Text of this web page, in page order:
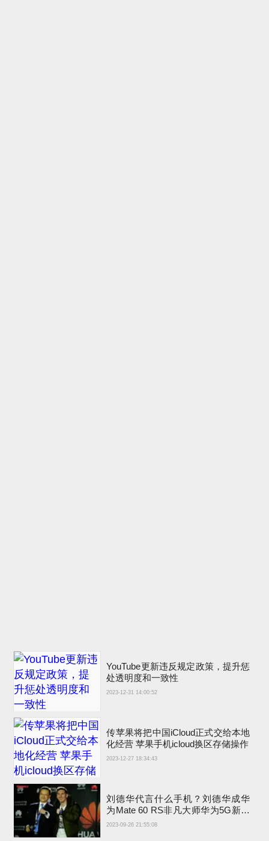
YouTube更新违反规定政策，提升惩
处透明度和一致性
2023-12-31 14:00:52
传苹果将把中国iCloud正式交给本地
化经营 苹果手机icloud换区存储操作
2023-12-27 18:34:43
刘德华代言什么手机？刘德华成华
为Mate 60 RS非凡大师华为5G新手
机代言人
2023-09-26 21:55:08